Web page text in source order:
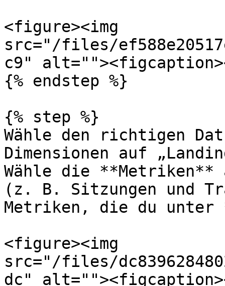
<figure><img
src="/files/
c9"
{% endstep %}
{% step %}
Wähle den richtigen
Dimensionen auf
Wähle die **Metriken**
(z. B. Sitzungen und
Metriken, die du unter
<figure><img
src="/files/
dc"